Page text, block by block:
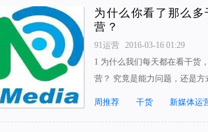
为什么你看了那么
营？
91运营 2016-03-16 01:29
1 为什么我们每天都在看干货
营？ 究竟是能力问题，还是
周推荐 干货 新媒体运